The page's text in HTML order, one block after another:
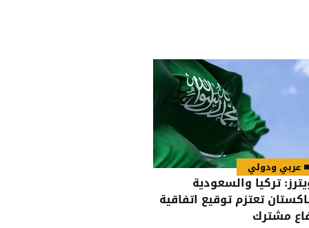
عربي ودولي
تركيا والسعودية
تعتزم توقيع اتفاقية
مشترك